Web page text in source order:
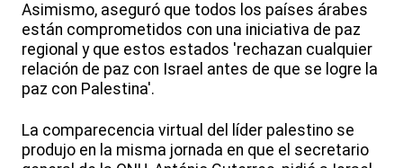
Asimismo, aseguró que todos los países árabes
están comprometidos con una iniciativa de paz
regional y que estos estados 'rechazan cualquier
relación de paz con Israel antes de que se logre la
paz con Palestina'.
La comparecencia virtual del líder palestino se
produjo en la misma jornada en que el secretario